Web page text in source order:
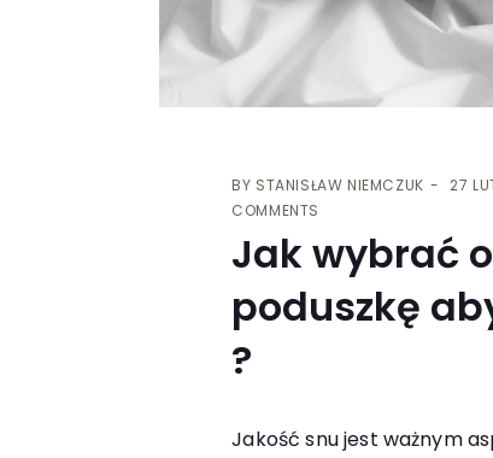
BY STANISŁAW NIEMCZUK 27
COMMENTS
Jak wybrać
poduszkę
?
Jakość snu jest ważnym